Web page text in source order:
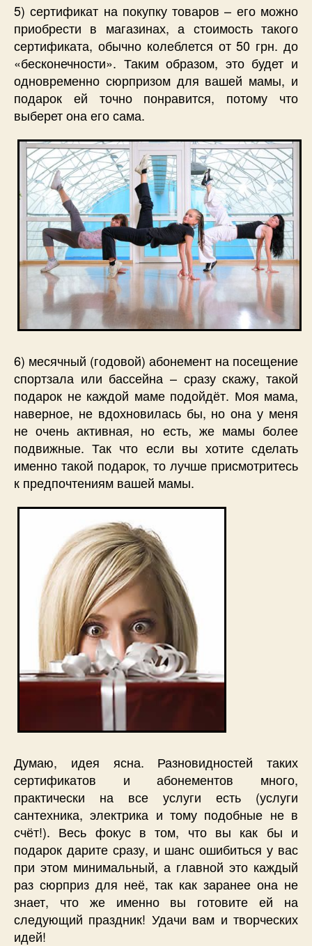
5) сертификат на покупку товаров – его можно
приобрести в магазинах, а стоимость такого
сертификата, обычно колеблется от 50 грн. до
«бесконечности». Таким образом, это будет и
одновременно сюрпризом для вашей мамы, и
подарок ей точно понравится, потому что
выберет она его сама.
6) месячный (годовой) абонемент на посещение
спортзала или бассейна – сразу скажу, такой
подарок не каждой маме подойдёт. Моя мама,
наверное, не вдохновилась бы, но она у меня
не очень активная, но есть, же мамы более
подвижные. Так что если вы хотите сделать
именно такой подарок, то лучше присмотритесь
к предпочтениям вашей мамы.
Думаю, идея ясна. Разновидностей таких
сертификатов и абонементов много,
практически на все услуги есть (услуги
сантехника, электрика и тому подобные не в
счёт!). Весь фокус в том, что вы как бы и
подарок дарите сразу, и шанс ошибиться у вас
при этом минимальный, а главной это каждый
раз сюрприз для неё, так как заранее она не
знает, что же именно вы готовите ей на
следующий праздник! Удачи вам и творческих
идей!